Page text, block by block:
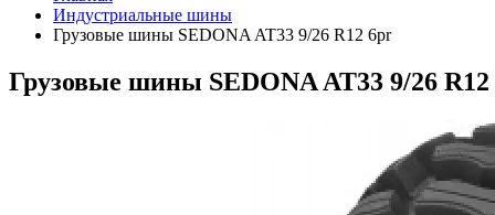
Индустриальные шины
Грузовые шины SEDONA AT33 9/26 R12 6pr
Грузовые шины SEDONA AT33 9/26